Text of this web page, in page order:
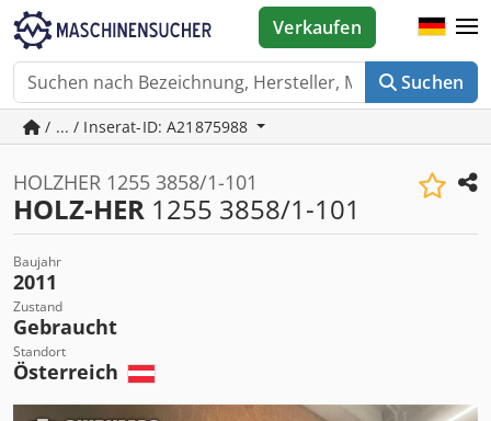
Suchen
Verkaufen
/ ... / Inserat-ID: A21875988
HOLZHER 1255 3858/1-101
HOLZ-HER 1255 3858/1-101
Baujahr
2011
Zustand
Gebraucht
Standort
Österreich